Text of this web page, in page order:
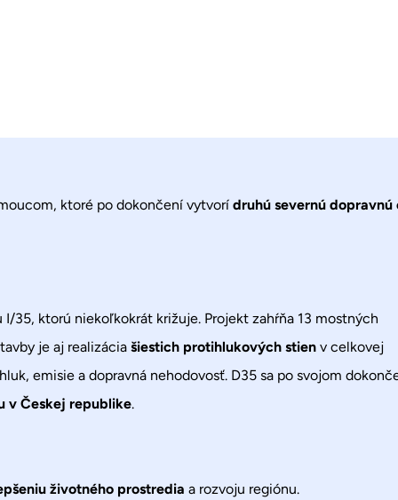
ktoré po dokončení vytvorídruhú severnú dopravnú
35, ktorú niekoľkokrát križuje. Projekt zahŕňa 13 mostných
je aj realizáciašiestich protihlukových stien v celkovej
emisie a dopravná nehodovosť. D35 sa po svojom
v Českej republike.
životného prostredia a rozvoju regiónu.